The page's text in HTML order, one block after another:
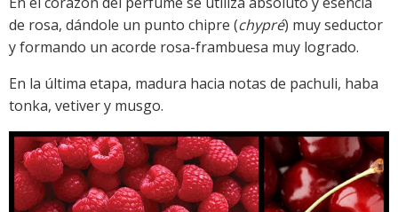
de rosa, dándole un punto chipre (chypré) muy seductor
y formando un acorde rosa-frambuesa muy logrado.
En la última etapa, madura hacia notas de pachuli, haba
tonka, vetiver y musgo.